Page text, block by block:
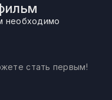
необходимо
стать первым!